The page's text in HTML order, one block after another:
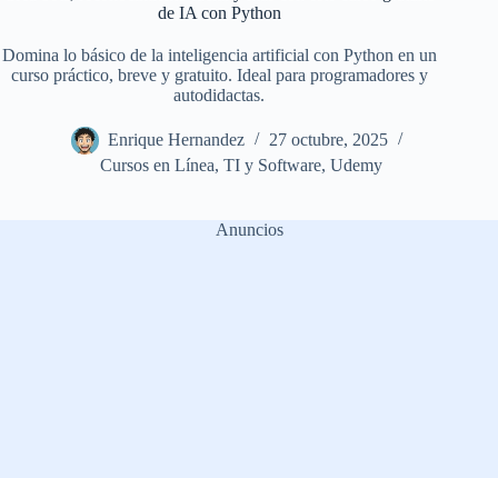
de IA con Python
Domina lo básico de la inteligencia artificial con Python en un
curso práctico, breve y gratuito. Ideal para programadores y
autodidactas.
Enrique Hernandez
27 octubre, 2025
Cursos en Línea,TI y Software,Udemy
Anuncios